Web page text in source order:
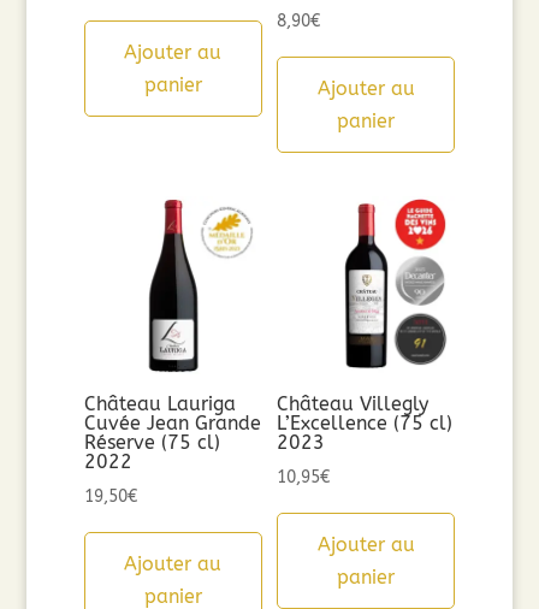
Ajouter au
panier
8,90€
Ajouter au
panier
Château Lauriga
Cuvée Jean Grande
Réserve (75 cl)
2022
19,50€
Ajouter au
panier
Château Villegly
L’Excellence (75 cl)
2023
10,95€
Ajouter au
panier